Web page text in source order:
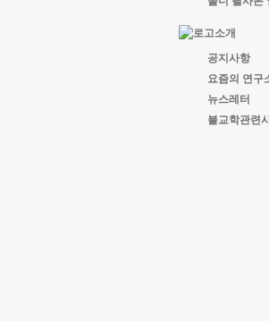
공지사항
요즘의 연구
뉴스레터
불교학관련